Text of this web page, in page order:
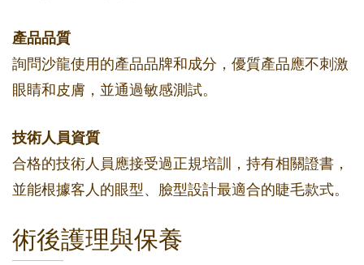
產品品質
詢問沙龍使用的產品品牌和成分，優質產品應不刺激
眼睛和皮膚，並通過敏感測試。
技術人員資質
合格的技術人員應接受過正規培訓，持有相關證書，
並能根據客人的眼型、臉型設計最適合的睫毛款式。
術後護理與保養